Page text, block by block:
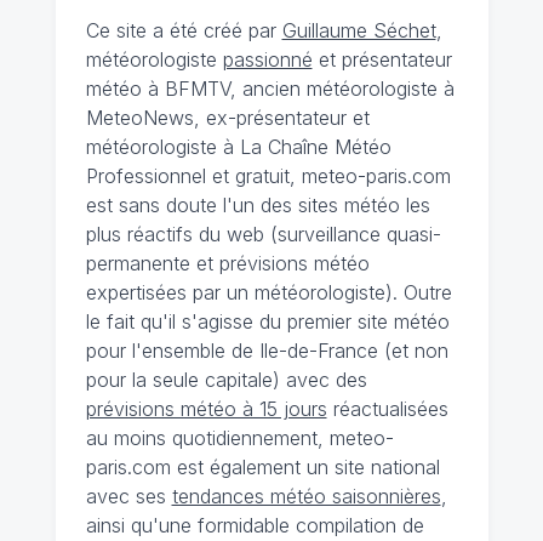
Ce site a été créé par Guillaume Séchet,
météorologiste passionné et présentateur
météo à BFMTV, ancien météorologiste à
MeteoNews, ex-présentateur et
météorologiste à La Chaîne Météo
Professionnel et gratuit, meteo-paris.com
est sans doute l'un des sites météo les
plus réactifs du web (surveillance quasi-
permanente et prévisions météo
expertisées par un météorologiste). Outre
le fait qu'il s'agisse du premier site météo
pour l'ensemble de Ile-de-France (et non
pour la seule capitale) avec des
prévisions météo à 15 jours réactualisées
au moins quotidiennement, meteo-
paris.com est également un site national
avec ses tendances météo saisonnières,
ainsi qu'une formidable compilation de